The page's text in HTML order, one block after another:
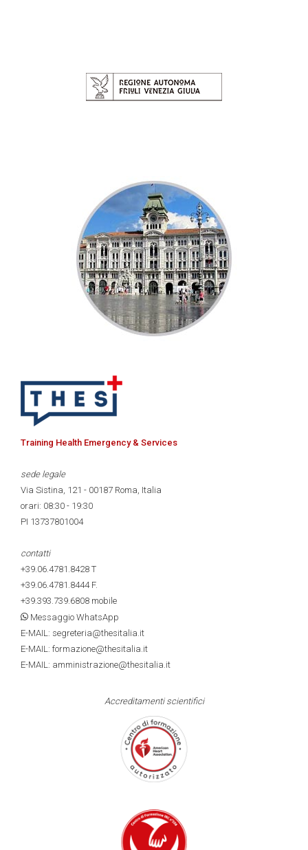
Training Health Emergency & Services
sede legale
Via Sistina, 121 - 00187 Roma, Italia
orari: 08:30 - 19:30
PI 13737801004
contatti
+39.06.4781.8428 T
+39.06.4781.8444F.
+39.393.739.6808 mobile
Messaggio WhatsApp
E-MAIL: segreteria@thesitalia.it
E-MAIL: formazione@thesitalia.it
E-MAIL: amministrazione@thesitalia.it
Accreditamenti scientifici